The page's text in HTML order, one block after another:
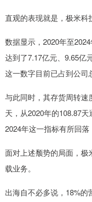
直观的表现就是，极米科
数据显示，2020年至
达到了7.17亿元、9.65亿
这一数字目前已占到公司
与此同时，其存货周转
天，从2020年的108.87
2024年这一指标有所回落
面对上述颓势的局面，
载业务。
出海自不必多说，18%